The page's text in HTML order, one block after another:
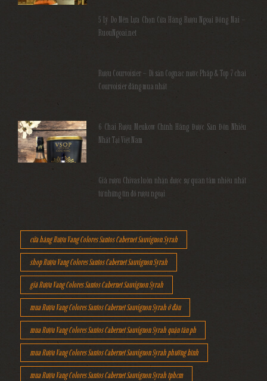
5 Lý Do Nên Lựa Chọn Cửa Hàng Rượu Ngoại Đồng Nai –
RuouNgoai.net
Rượu Courvoisier – Di sản Cognac nước Pháp & Top 7 chai
Courvoisier đáng mua nhất
6 Chai Rượu Meukow Chính Hãng Được Săn Đón Nhiều
Nhất Tại Việt Nam
Giá rượu Chivas luôn nhận được sự quan tâm nhiều nhất
từ những tín đồ rượu ngoại
cửa hàng Rượu Vang Colores Santos Cabernet Sauvignon Syrah
shop Rượu Vang Colores Santos Cabernet Sauvignon Syrah
giá Rượu Vang Colores Santos Cabernet Sauvignon Syrah
mua Rượu Vang Colores Santos Cabernet Sauvignon Syrah ở đâu
mua Rượu Vang Colores Santos Cabernet Sauvignon Syrah quận tân ph
mua Rượu Vang Colores Santos Cabernet Sauvignon Syrah phường bình
mua Rượu Vang Colores Santos Cabernet Sauvignon Syrah tphcm